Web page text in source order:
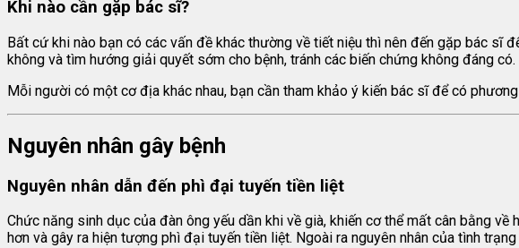
Khi nào cần gặp bác sĩ?
Bất cứ khi nào bạn có các vấn đề khác thường về tiết niệu thì nên đến gặp bác sĩ
không và tìm hướng giải quyết sớm cho bệnh, tránh các biến chứng không đáng có.
Mỗi người có một cơ địa khác nhau, bạn cần tham khảo ý kiến bác sĩ để có
Nguyên nhân gây bệnh
Nguyên nhân dẫn đến phì đại tuyến tiền liệt
Chức năng sinh dục của đàn ông yếu dần khi về già, khiến cơ thể mất cân bằng
hơn và gây ra hiện tượng phì đại tuyến tiền liệt. Ngoài ra nguyên nhân của tình